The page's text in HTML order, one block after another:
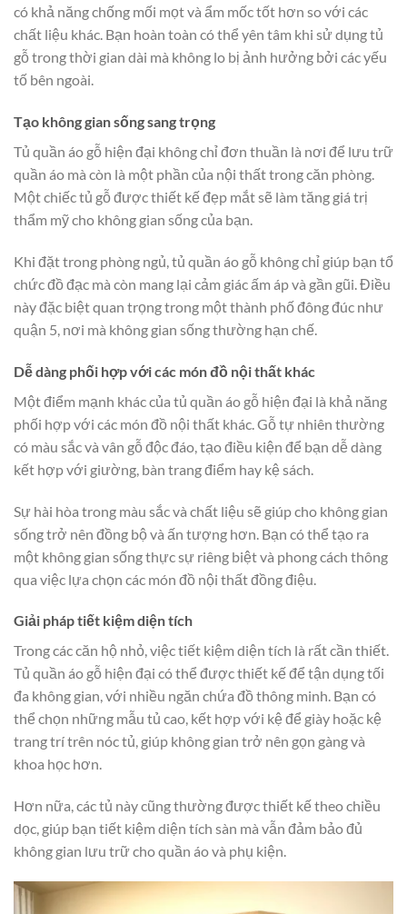
có khả năng chống mối mọt và ẩm mốc tốt hơn so với các
chất liệu khác. Bạn hoàn toàn có thể yên tâm khi sử dụng tủ
gỗ trong thời gian dài mà không lo bị ảnh hưởng bởi các yếu
tố bên ngoài.
Tạo không gian sống sang trọng
Tủ quần áo gỗ hiện đại không chỉ đơn thuần là nơi để lưu trữ
quần áo mà còn là một phần của nội thất trong căn phòng.
Một chiếc tủ gỗ được thiết kế đẹp mắt sẽ làm tăng giá trị
thẩm mỹ cho không gian sống của bạn.
Khi đặt trong phòng ngủ, tủ quần áo gỗ không chỉ giúp bạn tổ
chức đồ đạc mà còn mang lại cảm giác ấm áp và gần gũi. Điều
này đặc biệt quan trọng trong một thành phố đông đúc như
quận 5, nơi mà không gian sống thường hạn chế.
Dễ dàng phối hợp với các món đồ nội thất khác
Một điểm mạnh khác của tủ quần áo gỗ hiện đại là khả năng
phối hợp với các món đồ nội thất khác. Gỗ tự nhiên thường
có màu sắc và vân gỗ độc đáo, tạo điều kiện để bạn dễ dàng
kết hợp với giường, bàn trang điểm hay kệ sách.
Sự hài hòa trong màu sắc và chất liệu sẽ giúp cho không gian
sống trở nên đồng bộ và ấn tượng hơn. Bạn có thể tạo ra
một không gian sống thực sự riêng biệt và phong cách thông
qua việc lựa chọn các món đồ nội thất đồng điệu.
Giải pháp tiết kiệm diện tích
Trong các căn hộ nhỏ, việc tiết kiệm diện tích là rất cần thiết.
Tủ quần áo gỗ hiện đại có thể được thiết kế để tận dụng tối
đa không gian, với nhiều ngăn chứa đồ thông minh. Bạn có
thể chọn những mẫu tủ cao, kết hợp với kệ để giày hoặc kệ
trang trí trên nóc tủ, giúp không gian trở nên gọn gàng và
khoa học hơn.
Hơn nữa, các tủ này cũng thường được thiết kế theo chiều
dọc, giúp bạn tiết kiệm diện tích sàn mà vẫn đảm bảo đủ
không gian lưu trữ cho quần áo và phụ kiện.